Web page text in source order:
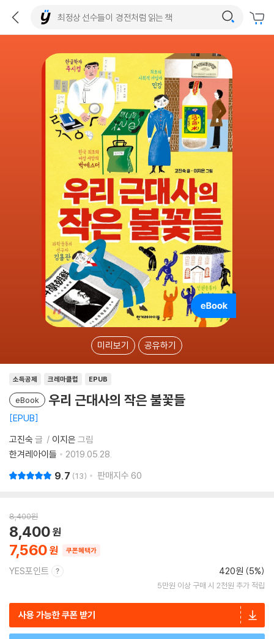
미리보기 공유하기
소득공제 크레마클럽 EPUB
eBook 우리 근대사의 작은 불꽃들
EPUB
고진숙 글 이지은 그림
한겨레아이들
2019.05.28.
9.7 13 판매지수 60
8,400원
7,560
8,400
쿠폰혜택가
YES포인트 420원 (5%)
5만원 이상 구매 시 2천원 추가 적립
사용 가능한 쿠폰 받기